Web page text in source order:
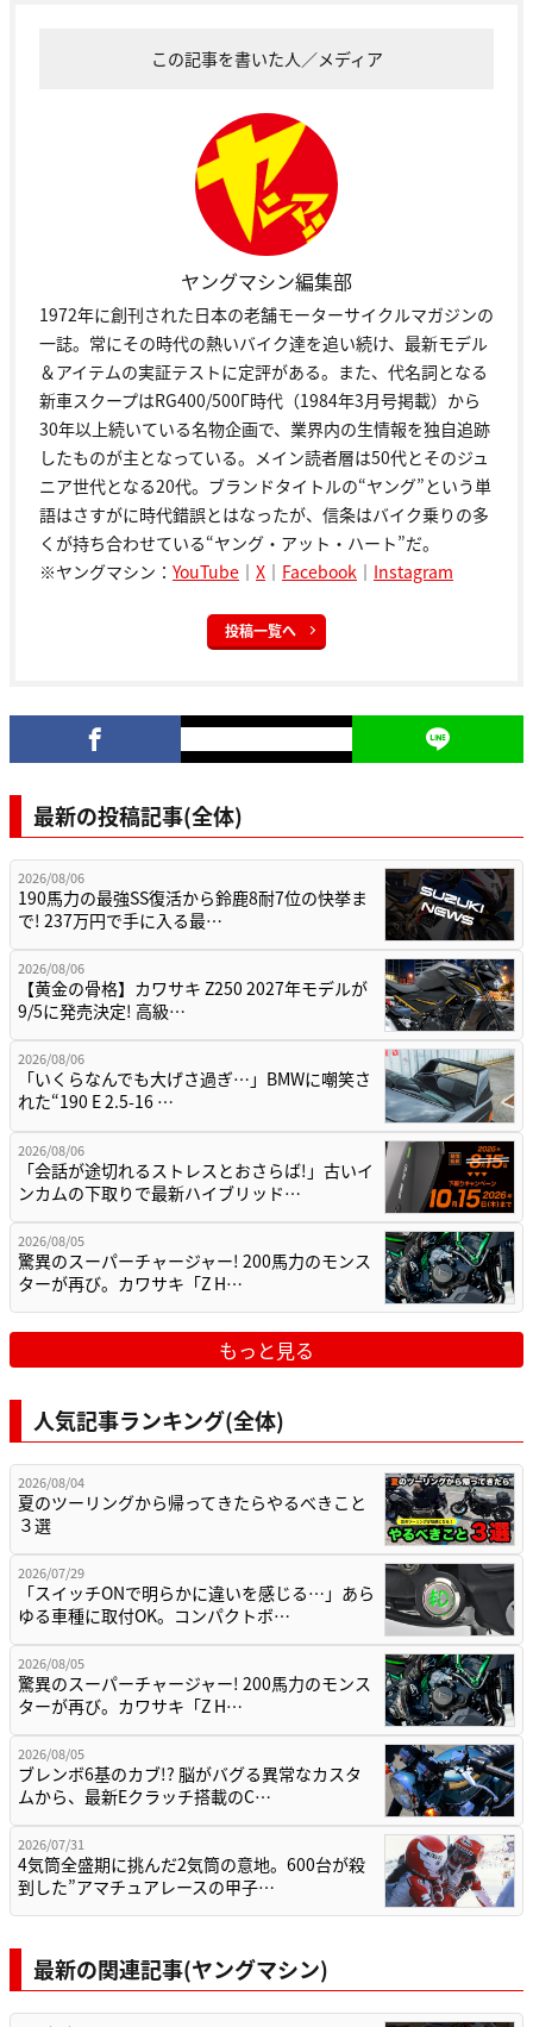
この記事を書いた人／メディア
ヤングマシン編集部
1972年に創刊された日本の老舗モーターサイクルマガジンの
一誌。常にその時代の熱いバイク達を追い続け、最新モデル
＆アイテムの実証テストに定評がある。また、代名詞となる
新車スクープはRG400/500Γ時代（1984年3月号掲載）から
30年以上続いている名物企画で、業界内の生情報を独自追跡
したものが主となっている。メイン読者層は50代とそのジュ
ニア世代となる20代。ブランドタイトルの“ヤング”という単
語はさすがに時代錯誤とはなったが、信条はバイク乗りの多
くが持ち合わせている“ヤング・アット・ハート”だ。
※ヤングマシン： YouTube ｜ X ｜ Facebook ｜ Instagram
投稿一覧へ
最新の投稿記事(全体)
2026/08/06
190馬力の最強SS復活から鈴鹿8耐7位の快挙ま
で! 237万円で手に入る最…
2026/08/06
【黄金の骨格】カワサキ Z250 2027年モデルが
9/5に発売決定! 高級…
2026/08/06
「いくらなんでも大げさ過ぎ…」BMWに嘲笑さ
れた“190 E 2.5-16 …
2026/08/06
「会話が途切れるストレスとおさらば!」古いイ
ンカムの下取りで最新ハイブリッド…
2026/08/05
驚異のスーパーチャージャー! 200馬力のモンス
ターが再び。カワサキ「Z H…
もっと見る
人気記事ランキング(全体)
2026/08/04
夏のツーリングから帰ってきたらやるべきこと
３選
2026/07/29
「スイッチONで明らかに違いを感じる…」あら
ゆる車種に取付OK。コンパクトボ…
2026/08/05
驚異のスーパーチャージャー! 200馬力のモンス
ターが再び。カワサキ「Z H…
2026/08/05
ブレンボ6基のカブ!? 脳がバグる異常なカスタ
ムから、最新Eクラッチ搭載のC…
2026/07/31
4気筒全盛期に挑んだ2気筒の意地。600台が殺
到した”アマチュアレースの甲子…
最新の関連記事(ヤングマシン)